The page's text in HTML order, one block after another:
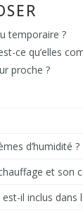
temporaire ?
ce qu’elles
proche ?
d’humidité ?
et son
il inclus dans